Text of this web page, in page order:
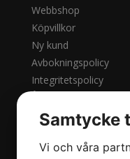
Webbshop
Köpvillkor
Ny kund
Avbokningspolicy
Integritetspolicy
Kontakta oss
Samtycke
Vi och våra